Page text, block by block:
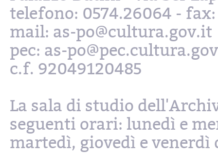
telefono: 0574.26064 - fax:
mail: as-po@cultura.gov.it
pec: as-
c.f. 92049120485
La sala di studio
seguenti orari: lunedì e
martedì, giovedì e venerdì